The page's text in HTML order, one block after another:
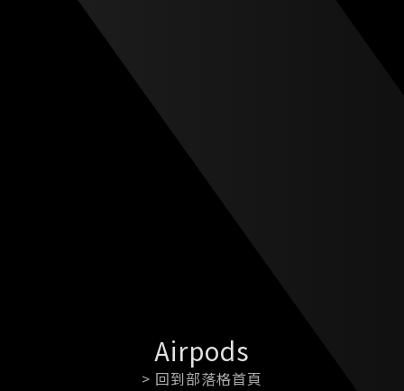
Airpods
> 回到部落格首頁